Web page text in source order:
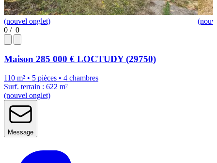
(nouvel onglet)
0 / 0
Maison 285 000 € LOCTUDY (29750)
110 m² • 5 pièces • 4 chambres
Surf. terrain : 622 m²
(nouvel onglet)
Message